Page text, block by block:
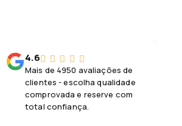
4.6
Mais de 4950 avaliações de
clientes - escolha qualidade
comprovada e reserve com
total confiança.